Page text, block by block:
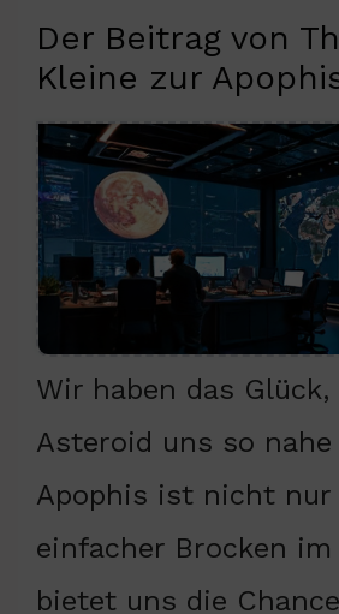
Der Beitrag von
Kleine zur
Wir haben das
Asteroid uns so
Apophis ist nicht nur
einfacher Brocken
bietet uns die